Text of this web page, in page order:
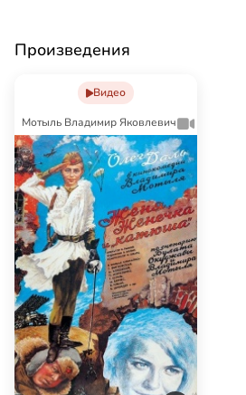
Произведения
Видео
Мотыль Владимир Яковлевич